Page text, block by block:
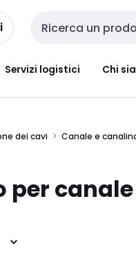
Cerca input
Servizi logistici Chi
dei cavi Canale e
per